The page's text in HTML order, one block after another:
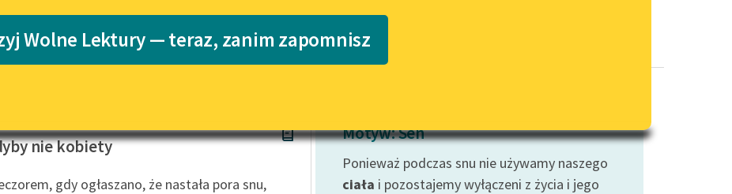
Lektury szkolne i klasyka
literatury do słuchania dla
E-kolekcja lektur szkolnych i
literatury do słuchania dla
niepełnosprawnościami
Katalog
Katalog w formacie PDF
wrażliwych
Deklaracja dostępności
Wolne Lektury — teraz, zanim zapomnisz
nie kobiety
gdy ogłaszano, że nastała pora snu,
Motyw: Sen
Ponieważ podczas snu nie używamy naszego
ciała i pozostajemy wyłączeni z życia i jego